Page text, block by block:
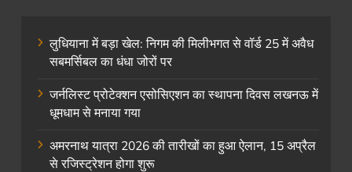
लुधियाना में बड़ा खेल: निगम की मिलीभगत से वॉर्ड 25 में अवैध
सबमर्सिबल का धंधा जोरों पर
जर्नलिस्ट प्रोटेक्शन एसोसिएशन का स्थापना दिवस लखनऊ में
धूमधाम से मनाया गया
अमरनाथ यात्रा 2026 की तारीखों का हुआ ऐलान, 15 अप्रैल
से रजिस्ट्रेशन होगा शुरू